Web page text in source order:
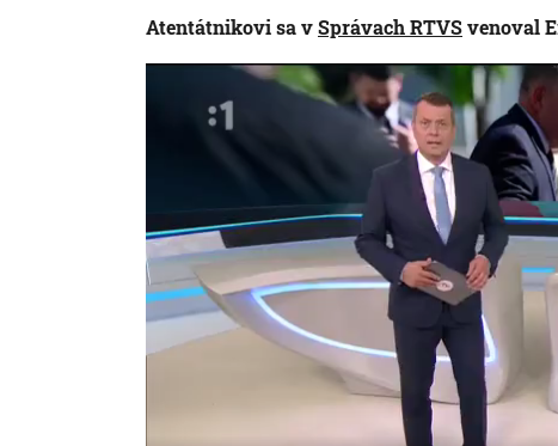
Atentátnikovi sa vSprávach RTVSvenoval